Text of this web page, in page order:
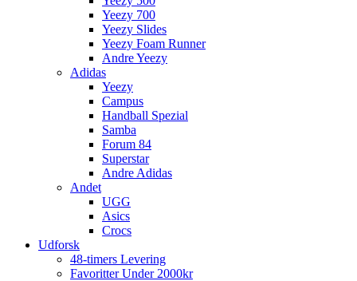
Yeezy 700
Yeezy Slides
Yeezy Foam Runner
Andre Yeezy
Adidas
Yeezy
Campus
Handball Spezial
Samba
Forum 84
Superstar
Andre Adidas
Andet
UGG
Asics
Crocs
Udforsk
48-timers Levering
Favoritter Under 2000kr